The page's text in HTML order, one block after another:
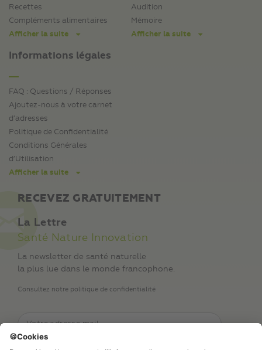
Recettes
Compléments alimentaires
Afficher la suite
Informations légales
FAQ : Questions / Réponses
Ajoutez-nous à votre carnet
d’adresses
Politique de Confidentialité
Conditions Générales
d’Utilisation
Afficher la suite
Audition
Mémoire
Afficher la suite
RECEVEZ GRATUITEMENT
La Lettre
Santé Nature Innovation
La newsletter de santé naturelle
la plus lue dans le monde francophone.
Consultez notre politique de confidentialité